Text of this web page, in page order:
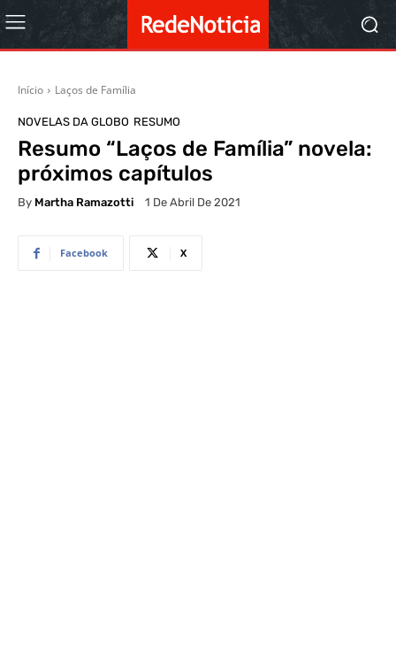
Início Laços de Família
NOVELAS DA GLOBO RESUMO
Resumo “Laços de Família” novela:
próximos capítulos
By Martha Ramazotti 1 De Abril De 2021
Facebook X